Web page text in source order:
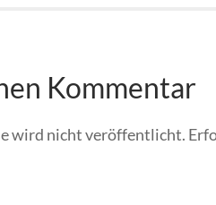
Kommentar
wird nicht veröffentlicht.